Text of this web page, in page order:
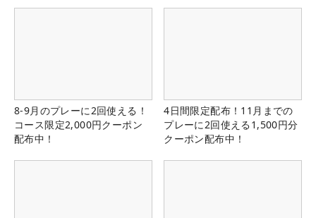
8-9月のプレーに2回使える！
コース限定2,000円クーポン
配布中！
4日間限定配布！11月までの
プレーに2回使える1,500円分
クーポン配布中！